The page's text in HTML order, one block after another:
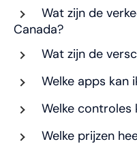
Wat zijn de
Canada?
Wat zijn de
Welke apps kan
Welke controles
Welke prijzen